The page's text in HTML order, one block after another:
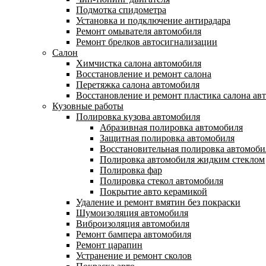
Подмотка спидометра
Установка и подключение антирадара
Ремонт омывателя автомобиля
Ремонт брелков автосигнализации
Салон
Химчистка салона автомобиля
Восстановление и ремонт салона
Перетяжка салона автомобиля
Восстановление и ремонт пластика салона
Кузовные работы
Полировка кузова автомобиля
Абразивная полировка автомобиля
Защитная полировка автомобиля
Восстановительная полировка
Полировка автомобиля жидким стеклом
Полировка фар
Полировка стекол автомобиля
Покрытие авто керамикой
Удаление и ремонт вмятин без покраски
Шумоизоляция автомобиля
Виброизоляция автомобиля
Ремонт бампера автомобиля
Ремонт царапин
Устранение и ремонт сколов